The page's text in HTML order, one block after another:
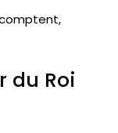
du Roi